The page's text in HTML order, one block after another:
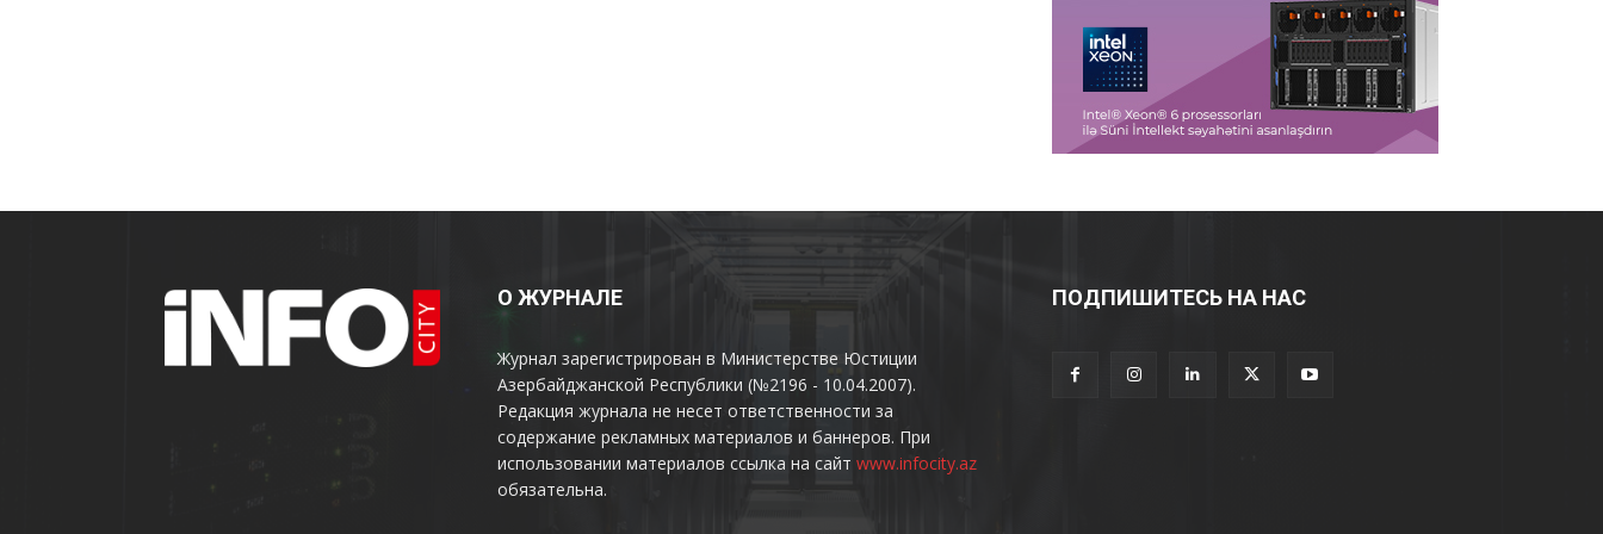
О ЖУРНАЛЕ
Журнал зарегистрирован в Министерстве Юстиции
Азербайджанской Республики (№2196 - 10.04.2007).
Редакция журнала не несет ответственности за
содержание рекламных материалов и баннеров. При
использовании материалов ссылка на сайт www.infocity.az
обязательна.
ПОДПИШИТЕСЬ НА НАС